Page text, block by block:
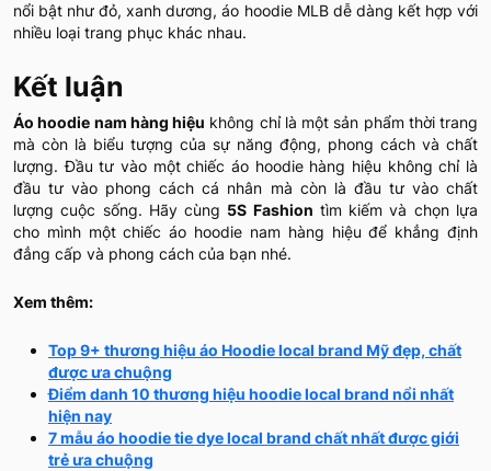
nổi bật như đỏ, xanh dương, áo hoodie MLB dễ dàng kết hợp với
nhiều loại trang phục khác nhau.
Kết luận
Áo hoodie nam hàng hiệu không chỉ là một sản phẩm thời trang
mà còn là biểu tượng của sự năng động, phong cách và chất
lượng. Đầu tư vào một chiếc áo hoodie hàng hiệu không chỉ là
đầu tư vào phong cách cá nhân mà còn là đầu tư vào chất
lượng cuộc sống. Hãy cùng 5S Fashion tìm kiếm và chọn lựa
cho mình một chiếc áo hoodie nam hàng hiệu để khẳng định
đẳng cấp và phong cách của bạn nhé.
Xem thêm:
Top 9+ thương hiệu áo Hoodie local brand Mỹ đẹp, chất
được ưa chuộng
Điểm danh 10 thương hiệu hoodie local brand nổi nhất
hiện nay
7 mẫu áo hoodie tie dye local brand chất nhất được giới
trẻ ưa chuộng